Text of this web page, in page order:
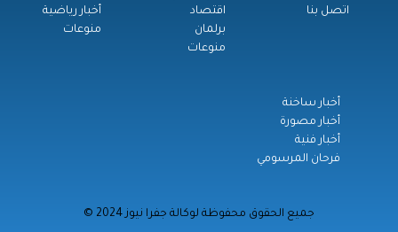
اتصل بنا
اقتصاد
برلمان
منوعات
أخبار رياضية
منوعات
أخبار ساخنة
أخبار مصورة
أخبار فنية
فرحان المرسومي
© جميع الحقوق محفوظة لوكالة جفرا نيوز 2024